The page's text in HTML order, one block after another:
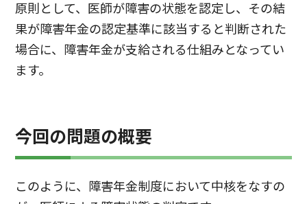
原則として、医師が障害の状態を認定し、その結
果が障害年金の認定基準に該当すると判断された
場合に、障害年金が支給される仕組みとなってい
ます。
今回の問題の概要
このように、障害年金制度において中核をなすの